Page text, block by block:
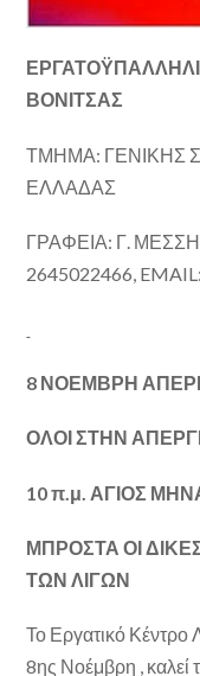
ΒΟΝΙΤΣΑΣ
ΤΜΗΜΑ: ΓΕΝΙΚΗΣ
ΕΛΛΑΔΑΣ
ΓΡΑΦΕΙΑ: Γ.
2645022466,
8 ΝΟΕΜΒΡΗ
ΟΛΟΙ ΣΤΗΝ
10 π.μ. ΑΓΙΟΣ
ΜΠΡΟΣΤΑ ΟΙ
ΤΩΝ ΛΙΓΩΝ
Το Εργατικό Κέντρο
8ης Νοέμβρη ,